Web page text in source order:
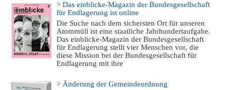
> Das einblicke-Magazin der Bundesgesellschaft
für Endlagerung ist online
Die Suche nach dem sichersten Ort für unseren
Atommüll ist eine staatliche Jahrhundertaufgabe.
Das einblicke-Magazin der Bundesgesellschaft
für Endlagerung stellt vier Menschen vor, die
diese Mission bei der Bundesgesellschaft für
Endlagerung mit ihre
> Änderung der Gemeindeordnung